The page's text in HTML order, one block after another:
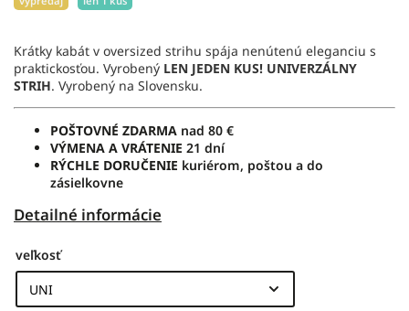
Krátky kabát v oversized strihu spája nenútenú eleganciu s
praktickosťou. Vyrobený LEN JEDEN KUS! UNIVERZÁLNY
STRIH. Vyrobený na Slovensku.
POŠTOVNÉ ZDARMA nad 80 €
VÝMENA A VRÁTENIE 21 dní
RÝCHLE DORUČENIE kuriérom, poštou a do
zásielkovne
Detailné informácie
veľkosť